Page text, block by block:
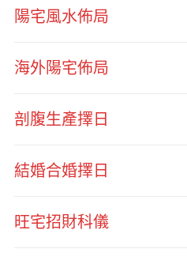
陽宅風水佈局
海外陽宅佈局
剖腹生產擇日
結婚合婚擇日
旺宅招財科儀